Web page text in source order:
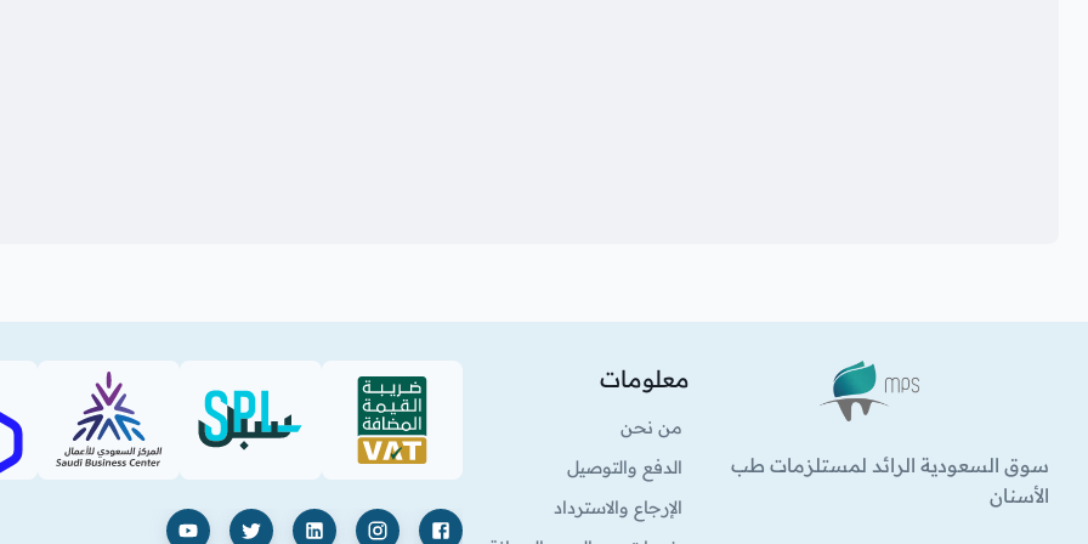
الشعار
سوق السعودية الرائد لمستلزمات طب
الأسنان
معلومات
من نحن
الدفع والتوصيل
الإرجاع والاسترداد
VAT (PDF)
SPL (PDF)
SBC